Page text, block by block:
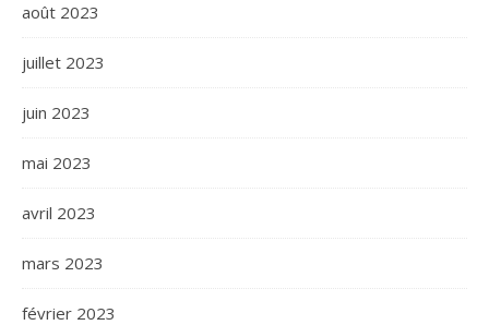
août 2023
juillet 2023
juin 2023
mai 2023
avril 2023
mars 2023
février 2023